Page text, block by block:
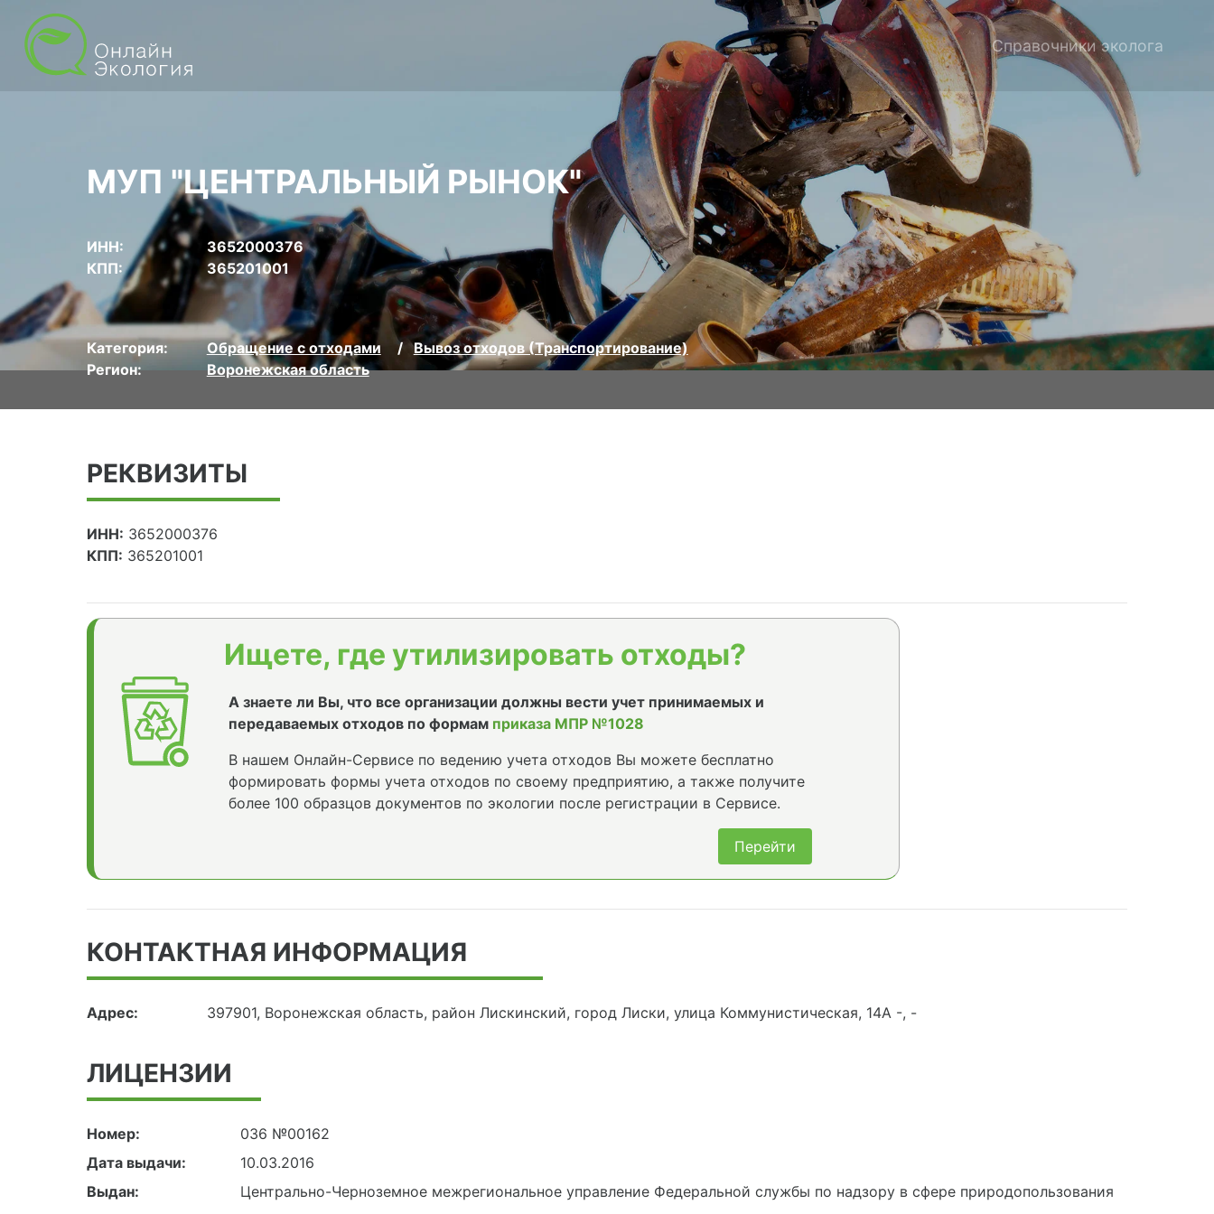
Справочники эколога
МУП "ЦЕНТРАЛЬНЫЙ РЫНОК"
ИНН:
3652000376
КПП:
365201001
Категория: Обращение с отходами
Вывоз отходов (Транспортирование)
Регион:
Воронежская область
РЕКВИЗИТЫ
ИНН: 3652000376
КПП: 365201001
Ищете, где утилизировать отходы?
А знаете ли Вы, что все организации должны вести учет принимаемых и
передаваемых отходов по формам приказа МПР №1028
В нашем Онлайн-Сервисе по ведению учета отходов Вы можете бесплатно
формировать формы учета отходов по своему предприятию, а также получите
более 100 образцов документов по экологии после регистрации в Сервисе.
Перейти
КОНТАКТНАЯ ИНФОРМАЦИЯ
Адрес: 397901, Воронежская область, район Лискинский, город Лиски, улица Коммунистическая, 14А -, -
ЛИЦЕНЗИИ
Номер:
036 №00162
Дата выдачи:
10.03.2016
Выдан:
Центрально-Черноземное межрегиональное управление Федеральной службы по надзору в сфере природопользования